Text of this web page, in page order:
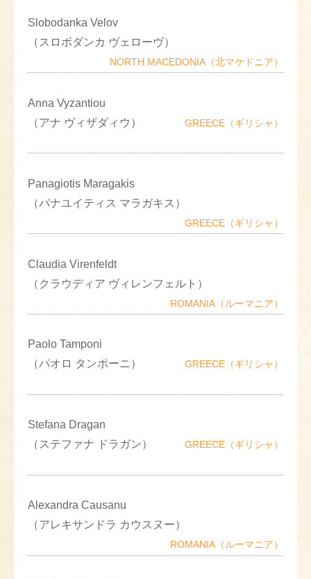
Slobodanka Velov
（スロボダンカ ヴェローヴ）
NORTH MACEDONIA（北マケドニア）
Anna Vyzantiou
（アナ ヴィザダィウ）
GREECE（ギリシャ）
Panagiotis Maragakis
（パナユイティス マラガキス）
GREECE（ギリシャ）
Claudia Virenfeldt
（クラウディア ヴィレンフェルト）
ROMANIA（ルーマニア）
Paolo Tamponi
（パオロ タンポーニ）
GREECE（ギリシャ）
Stefana Dragan
（ステファナ ドラガン）
GREECE（ギリシャ）
Alexandra Causanu
（アレキサンドラ カウスヌー）
ROMANIA（ルーマニア）